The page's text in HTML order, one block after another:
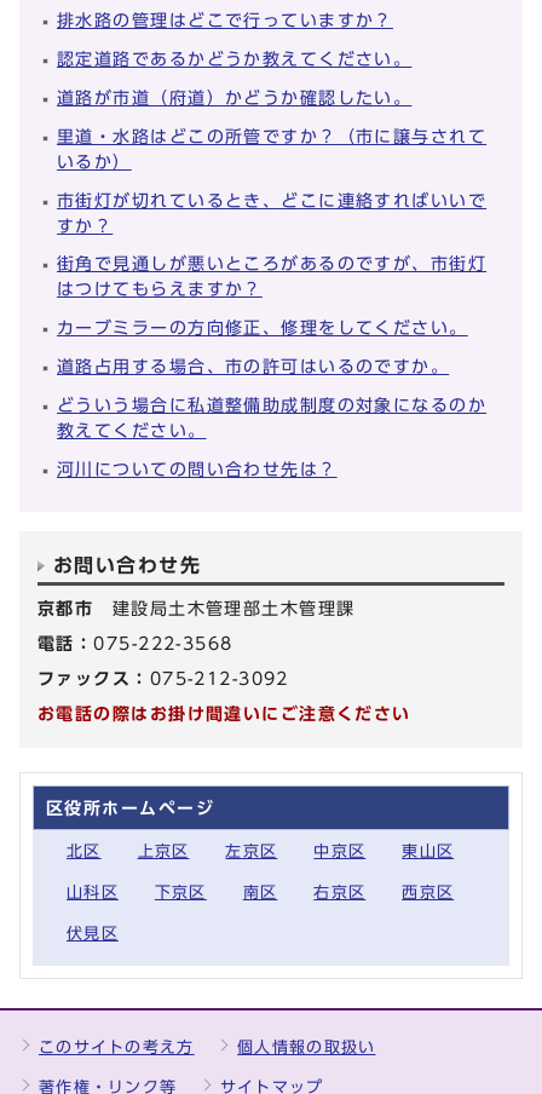
排水路の管理はどこで行っていますか？
認定道路であるかどうか教えてください。
道路が市道（府道）かどうか確認したい。
里道・水路はどこの所管ですか？（市に譲与されて
いるか）
市街灯が切れているとき、どこに連絡すればいいで
すか？
街角で見通しが悪いところがあるのですが、市街灯
はつけてもらえますか？
カーブミラーの方向修正、修理をしてください。
道路占用する場合、市の許可はいるのですか。
どういう場合に私道整備助成制度の対象になるのか
教えてください。
河川についての問い合わせ先は？
お問い合わせ先
京都市 建設局土木管理部土木管理課
電話：075-222-3568
ファックス： 075-212-3092
お電話の際はお掛け間違いにご注意ください
区役所ホームページ
北区 上京区 左京区 中京区 東山区
山科区 下京区 南区 右京区 西京区
伏見区
このサイトの考え方 個人情報の取扱い
著作権・リンク等 サイトマップ